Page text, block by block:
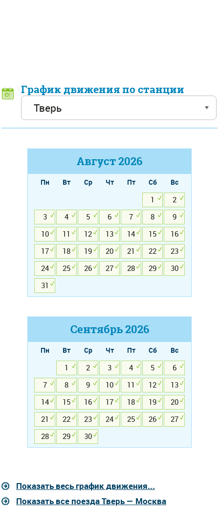
График движения по станции
Август2026
Пн Вт Ср Чт Пт Сб
Вс
1
2
3
4 5 6 7 8
9
10
11 12 13 14 15
16
17
18 19 20 21 22
23
24
25 26 27 28 29
30
31
Сентябрь2026
Пн Вт Ср Чт Пт Сб
Вс
1
2 3 4 5
6
7
8 9 10 11 12
13
14
15 16 17 18 19
20
21
22 23 24 25 26
27
28
29 30
Показать весь график движения...
Показать все поезда Тверь — Москва